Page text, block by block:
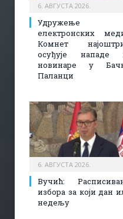
6. АВГУСТА 2026.
Удружење
електронских
Комнет
осуђује нападе
новинаре у
Паланци
6. АВГУСТА 2026.
Вучић:
избора за који дан
недељу